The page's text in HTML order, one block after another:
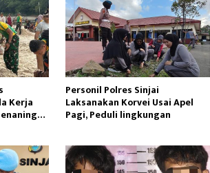
Kerja
Personil Polres Sinjai
Laksanakan Korvei Usai Apel
Pagi, Peduli lingkungan